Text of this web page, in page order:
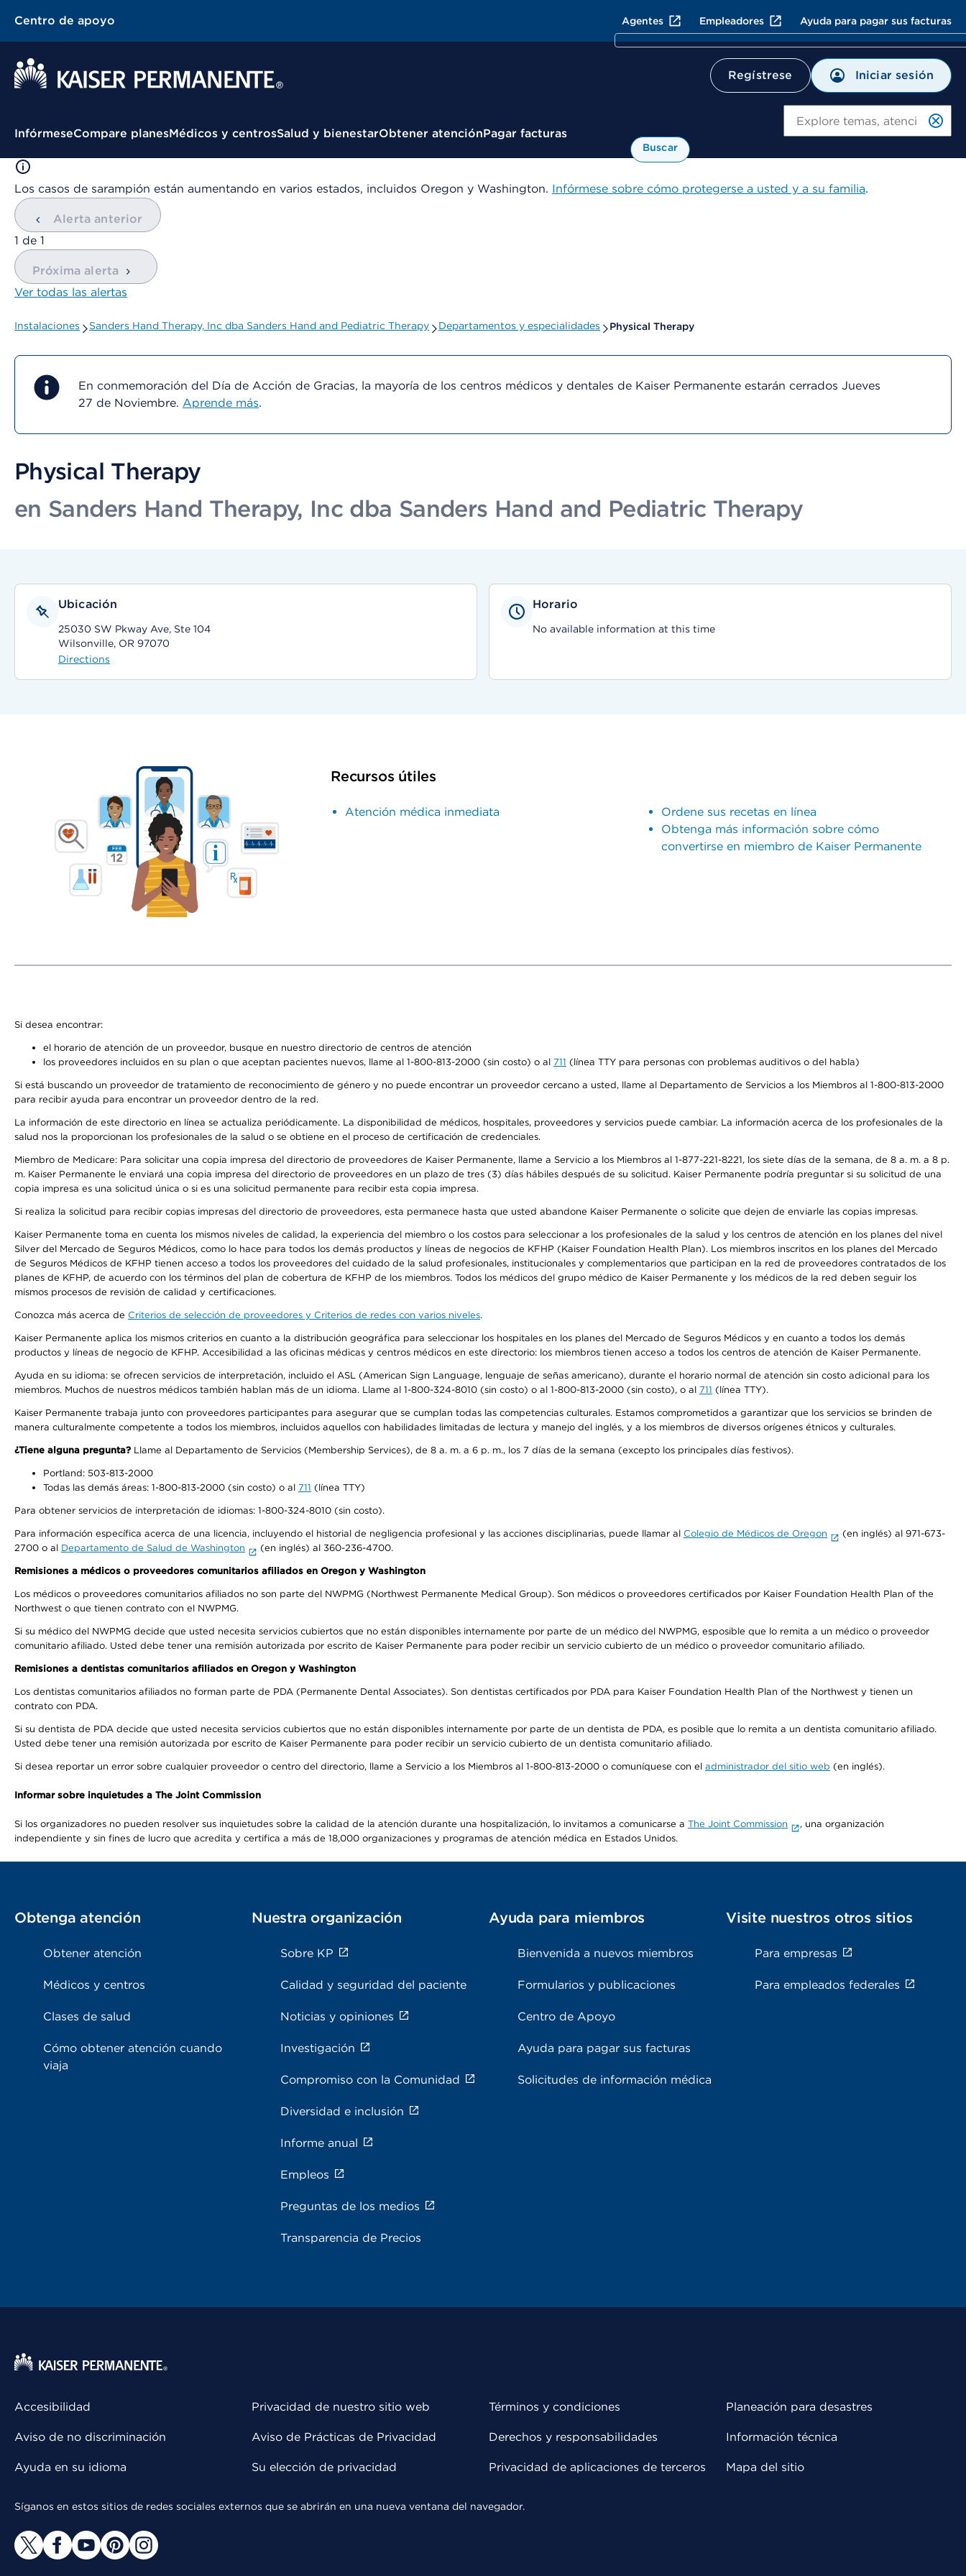
Centro de apoyo Agentes Empleadores Ayuda para pagar sus facturas
Regístrese Iniciar sesión
Menú contextual
InfórmeseCompare planesMédicos y centrosSalud y bienestarObtener atenciónPagar facturas
Buscar
Los casos de sarampión están aumentando en varios estados, incluidos Oregon y Washington. Infórmese sobre cómo protegerse a usted y a su familia.
Alerta anterior
mostrando
1 de 1
Próxima alerta
Ver todas las alertas
Instalaciones Sanders Hand Therapy, Inc dba Sanders Hand and Pediatric Therapy Departamentos y especialidades Physical Therapy
En conmemoración del Día de Acción de Gracias, la mayoría de los centros médicos y dentales de Kaiser Permanente estarán cerrados Jueves
27 de Noviembre. Aprende más.
Physical Therapy
en Sanders Hand Therapy, Inc dba Sanders Hand and Pediatric Therapy
Ubicación
25030 SW Pkway Ave, Ste 104
Wilsonville, OR 97070
Directions
Horario
No available information at this time
Recursos útiles
Atención médica inmediata
Ordene sus recetas en línea
Obtenga más información sobre cómo
convertirse en miembro de Kaiser Permanente
Si desea encontrar:
el horario de atención de un proveedor, busque en nuestro directorio de centros de atención
los proveedores incluidos en su plan o que aceptan pacientes nuevos, llame al 1-800-813-2000 (sin costo) o al 711 (línea TTY para personas con problemas auditivos o del habla)
Si está buscando un proveedor de tratamiento de reconocimiento de género y no puede encontrar un proveedor cercano a usted, llame al Departamento de Servicios a los Miembros al 1-800-813-2000
para recibir ayuda para encontrar un proveedor dentro de la red.
La información de este directorio en línea se actualiza periódicamente. La disponibilidad de médicos, hospitales, proveedores y servicios puede cambiar. La información acerca de los profesionales de la
salud nos la proporcionan los profesionales de la salud o se obtiene en el proceso de certificación de credenciales.
Miembro de Medicare: Para solicitar una copia impresa del directorio de proveedores de Kaiser Permanente, llame a Servicio a los Miembros al 1-877-221-8221, los siete días de la semana, de 8 a. m. a 8 p.
m. Kaiser Permanente le enviará una copia impresa del directorio de proveedores en un plazo de tres (3) días hábiles después de su solicitud. Kaiser Permanente podría preguntar si su solicitud de una
copia impresa es una solicitud única o si es una solicitud permanente para recibir esta copia impresa.
Si realiza la solicitud para recibir copias impresas del directorio de proveedores, esta permanece hasta que usted abandone Kaiser Permanente o solicite que dejen de enviarle las copias impresas.
Kaiser Permanente toma en cuenta los mismos niveles de calidad, la experiencia del miembro o los costos para seleccionar a los profesionales de la salud y los centros de atención en los planes del nivel
Silver del Mercado de Seguros Médicos, como lo hace para todos los demás productos y líneas de negocios de KFHP (Kaiser Foundation Health Plan). Los miembros inscritos en los planes del Mercado
de Seguros Médicos de KFHP tienen acceso a todos los proveedores del cuidado de la salud profesionales, institucionales y complementarios que participan en la red de proveedores contratados de los
planes de KFHP, de acuerdo con los términos del plan de cobertura de KFHP de los miembros. Todos los médicos del grupo médico de Kaiser Permanente y los médicos de la red deben seguir los
mismos procesos de revisión de calidad y certificaciones.
Conozca más acerca de Criterios de selección de proveedores y Criterios de redes con varios niveles.
Kaiser Permanente aplica los mismos criterios en cuanto a la distribución geográfica para seleccionar los hospitales en los planes del Mercado de Seguros Médicos y en cuanto a todos los demás
productos y líneas de negocio de KFHP. Accesibilidad a las oficinas médicas y centros médicos en este directorio: los miembros tienen acceso a todos los centros de atención de Kaiser Permanente.
Ayuda en su idioma: se ofrecen servicios de interpretación, incluido el ASL (American Sign Language, lenguaje de señas americano), durante el horario normal de atención sin costo adicional para los
miembros. Muchos de nuestros médicos también hablan más de un idioma. Llame al 1-800-324-8010 (sin costo) o al 1-800-813-2000 (sin costo), o al 711 (línea TTY).
Kaiser Permanente trabaja junto con proveedores participantes para asegurar que se cumplan todas las competencias culturales. Estamos comprometidos a garantizar que los servicios se brinden de
manera culturalmente competente a todos los miembros, incluidos aquellos con habilidades limitadas de lectura y manejo del inglés, y a los miembros de diversos orígenes étnicos y culturales.
¿Tiene alguna pregunta? Llame al Departamento de Servicios (Membership Services), de 8 a. m. a 6 p. m., los 7 días de la semana (excepto los principales días festivos).
Portland: 503-813-2000
Todas las demás áreas: 1-800-813-2000 (sin costo) o al 711 (línea TTY)
Para obtener servicios de interpretación de idiomas: 1-800-324-8010 (sin costo).
Para información específica acerca de una licencia, incluyendo el historial de negligencia profesional y las acciones disciplinarias, puede llamar al Colegio de Médicos de Oregon
(en inglés) al 971-673-
2700 o al Departamento de Salud de Washington (en inglés) al 360-236-4700.
Remisiones a médicos o proveedores comunitarios afiliados en Oregon y Washington
Los médicos o proveedores comunitarios afiliados no son parte del NWPMG (Northwest Permanente Medical Group). Son médicos o proveedores certificados por Kaiser Foundation Health Plan of the
Northwest o que tienen contrato con el NWPMG.
Si su médico del NWPMG decide que usted necesita servicios cubiertos que no están disponibles internamente por parte de un médico del NWPMG, esposible que lo remita a un médico o proveedor
comunitario afiliado. Usted debe tener una remisión autorizada por escrito de Kaiser Permanente para poder recibir un servicio cubierto de un médico o proveedor comunitario afiliado.
Remisiones a dentistas comunitarios afiliados en Oregon y Washington
Los dentistas comunitarios afiliados no forman parte de PDA (Permanente Dental Associates). Son dentistas certificados por PDA para Kaiser Foundation Health Plan of the Northwest y tienen un
contrato con PDA.
Si su dentista de PDA decide que usted necesita servicios cubiertos que no están disponibles internamente por parte de un dentista de PDA, es posible que lo remita a un dentista comunitario afiliado.
Usted debe tener una remisión autorizada por escrito de Kaiser Permanente para poder recibir un servicio cubierto de un dentista comunitario afiliado.
Si desea reportar un error sobre cualquier proveedor o centro del directorio, llame a Servicio a los Miembros al 1-800-813-2000 o comuníquese con el administrador del sitio web (en inglés).
Informar sobre inquietudes a The Joint Commission
Si los organizadores no pueden resolver sus inquietudes sobre la calidad de la atención durante una hospitalización, lo invitamos a comunicarse a The Joint Commission
, una organización
independiente y sin fines de lucro que acredita y certifica a más de 18,000 organizaciones y programas de atención médica en Estados Unidos.
Obtenga atención
Obtener atención
Médicos y centros
Clases de salud
Cómo obtener atención cuando
viaja
Nuestra organización
Sobre KP
Calidad y seguridad del paciente
Noticias y opiniones
Investigación
Compromiso con la Comunidad
Diversidad e inclusión
Informe anual
Empleos
Preguntas de los medios
Transparencia de Precios
Ayuda para miembros
Bienvenida a nuevos miembros
Formularios y publicaciones
Centro de Apoyo
Ayuda para pagar sus facturas
Solicitudes de información médica
Visite nuestros otros sitios
Para empresas
Para empleados federales
Accesibilidad
Aviso de no discriminación
Ayuda en su idioma
Privacidad de nuestro sitio web
Aviso de Prácticas de Privacidad
Su elección de privacidad
Términos y condiciones
Derechos y responsabilidades
Privacidad de aplicaciones de terceros
Planeación para desastres
Información técnica
Mapa del sitio
Síganos en estos sitios de redes sociales externos que se abrirán en una nueva ventana del navegador.